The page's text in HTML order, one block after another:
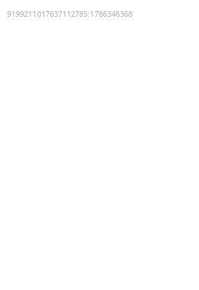
9199211017637112785:1786346368